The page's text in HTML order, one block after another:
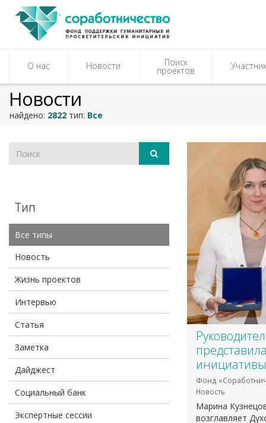
О нас Новости Поиск
проектов
Новости
найдено: 2822 тип: Все
Тип
Все типы
Новость
Жизнь проектов
Интервью
Статья
Заметка
Дайджест
Социальный банк
Экспертные сессии
Фонд
Новость
Марина
возглавляет